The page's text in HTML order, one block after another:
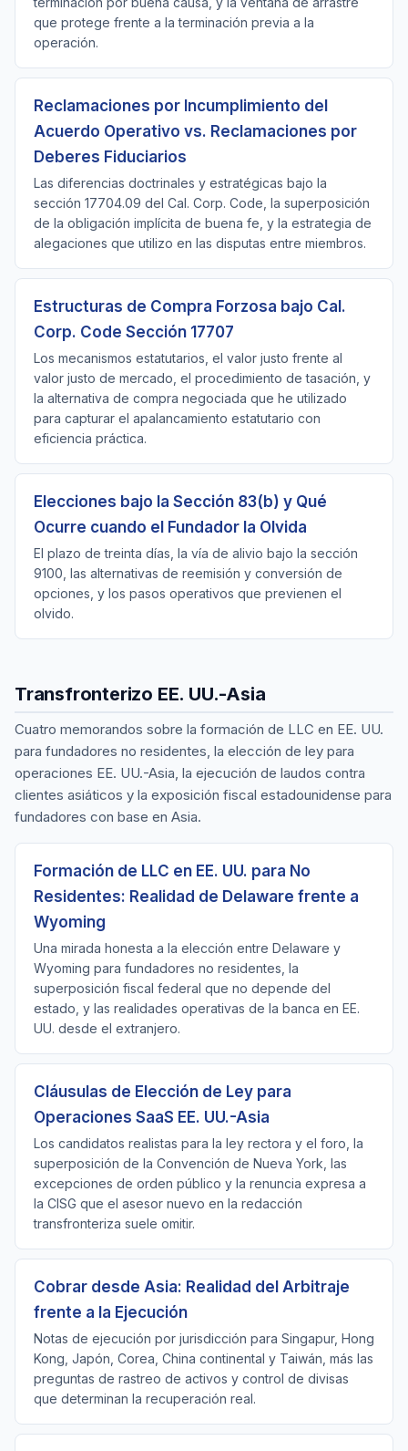
que protege frente a la terminación previa a la
operación.
Reclamaciones por Incumplimiento del
Acuerdo Operativo vs. Reclamaciones por
Deberes Fiduciarios
Las diferencias doctrinales y estratégicas bajo la
sección 17704.09 del Cal. Corp. Code, la superposición
de la obligación implícita de buena fe, y la estrategia de
alegaciones que utilizo en las disputas entre miembros.
Estructuras de Compra Forzosa bajo Cal.
Corp. Code Sección 17707
Los mecanismos estatutarios, el valor justo frente al
valor justo de mercado, el procedimiento de tasación, y
la alternativa de compra negociada que he utilizado
para capturar el apalancamiento estatutario con
eficiencia práctica.
Elecciones bajo la Sección 83(b) y Qué
Ocurre cuando el Fundador la Olvida
El plazo de treinta días, la vía de alivio bajo la sección
9100, las alternativas de reemisión y conversión de
opciones, y los pasos operativos que previenen el
olvido.
Transfronterizo EE. UU.-Asia
Cuatro memorandos sobre la formación de LLC en EE. UU.
para fundadores no residentes, la elección de ley para
operaciones EE. UU.-Asia, la ejecución de laudos contra
clientes asiáticos y la exposición fiscal estadounidense para
fundadores con base en Asia.
Formación de LLC en EE. UU. para No
Residentes: Realidad de Delaware frente a
Wyoming
Una mirada honesta a la elección entre Delaware y
Wyoming para fundadores no residentes, la
superposición fiscal federal que no depende del
estado, y las realidades operativas de la banca en EE.
UU. desde el extranjero.
Cláusulas de Elección de Ley para
Operaciones SaaS EE. UU.-Asia
Los candidatos realistas para la ley rectora y el foro, la
superposición de la Convención de Nueva York, las
excepciones de orden público y la renuncia expresa a
la CISG que el asesor nuevo en la redacción
transfronteriza suele omitir.
Cobrar desde Asia: Realidad del Arbitraje
frente a la Ejecución
Notas de ejecución por jurisdicción para Singapur, Hong
Kong, Japón, Corea, China continental y Taiwán, más las
preguntas de rastreo de activos y control de divisas
que determinan la recuperación real.